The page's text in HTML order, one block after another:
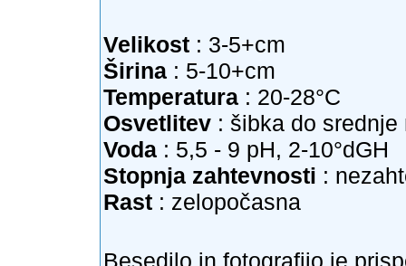
Velikost : 3-5+cm
Širina : 5-10+cm
Temperatura : 20-28°C
Osvetlitev : šibka do srednje
Voda : 5,5 - 9 pH, 2-10°dGH
Stopnja zahtevnosti :
Rast : zelopočasna
Besedilo in fotografijo je